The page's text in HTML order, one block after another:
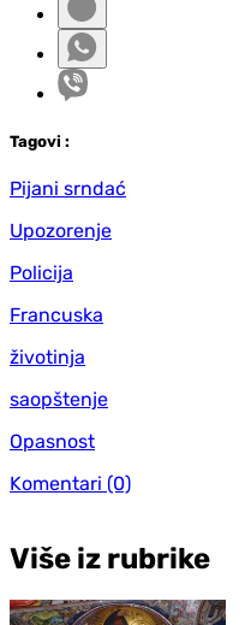
Tagovi :
Pijani srndać
Upozorenje
Policija
Francuska
životinja
saopštenje
Opasnost
Komentari (0)
Više iz rubrike